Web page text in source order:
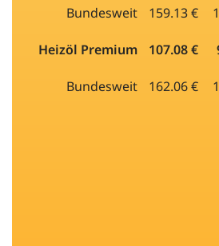
Bundesweit 159.13 €
Heizöl Premium 107.08 €
Bundesweit 162.06 €